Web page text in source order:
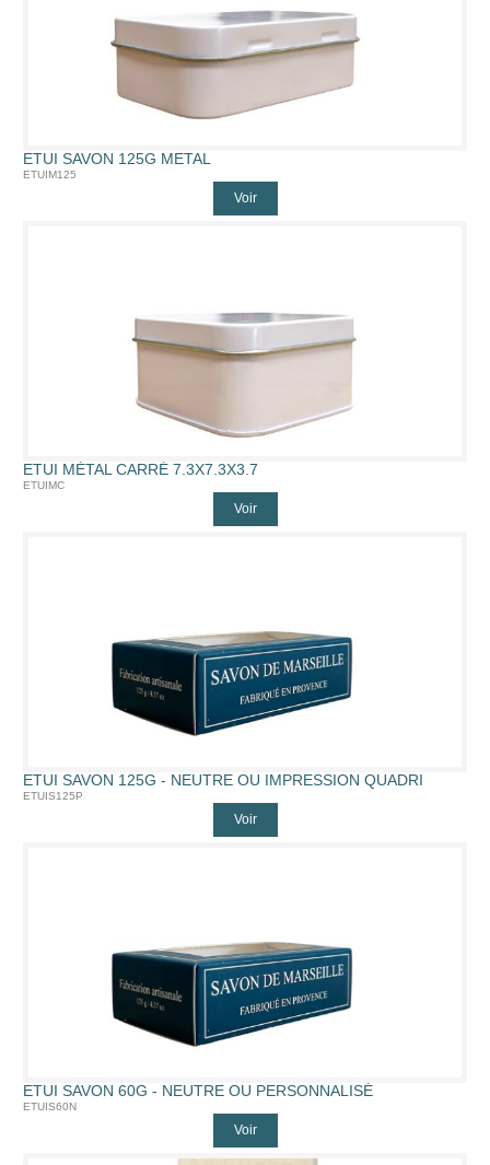
ETUI SAVON 125G METAL
ETUIM125
Voir
ETUI MÉTAL CARRÉ 7.3X7.3X3.7
ETUIMC
Voir
ETUI SAVON 125G - NEUTRE OU IMPRESSION QUADRI
ETUIS125P
Voir
ETUI SAVON 60G - NEUTRE OU PERSONNALISÉ
ETUIS60N
Voir